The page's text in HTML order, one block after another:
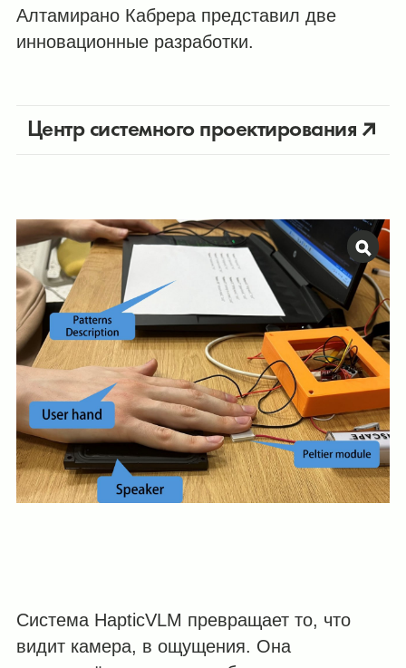
Алтамирано Кабрера представил две
инновационные разработки.
Центр системного проектирования
Cистема HapticVLM превращает то, что
видит камера, в ощущения. Она